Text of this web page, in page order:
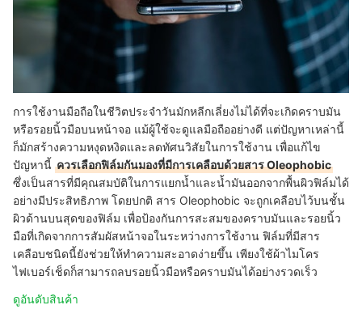
การใช้งานมือถือในชีวิตประจำวันมักหลีกเลี่ยงไม่ได้ที่จะเกิดคราบมัน
หรือรอยนิ้วมือบนหน้าจอ แม้ผู้ใช้จะดูแลมือถืออย่างดี แต่ปัญหาเหล่านี้
ก็มักสร้างความหงุดหงิดและลดทัศนวิสัยในการใช้งาน เพื่อแก้ไข
ปัญหานี้ ควรเลือกฟิล์มกันมองที่มีการเคลือบด้วยสาร Oleophobic
ซึ่งเป็นสารที่มีคุณสมบัติในการแยกน้ำและน้ำมันออกจากพื้นผิวฟิล์มได้
อย่างมีประสิทธิภาพ โดยปกติ สาร Oleophobic จะถูกเคลือบไว้บนชั้น
ผิวด้านบนสุดของฟิล์ม เพื่อป้องกันการสะสมของคราบมันและรอยนิ้ว
มือที่เกิดจากการสัมผัสหน้าจอในระหว่างการใช้งาน ฟิล์มที่มีสาร
เคลือบชนิดนี้ยังช่วยให้ทำความสะอาดง่ายขึ้น เพียงใช้ผ้าไมโคร
ไฟเบอร์เช็ดก็สามารถลบรอยนิ้วมือหรือคราบมันได้อย่างรวดเร็ว
ดูอันดับสินค้า